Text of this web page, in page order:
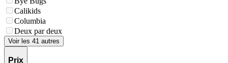
Calikids
Columbia
Deux par deux
Voir les 41 autres
Prix